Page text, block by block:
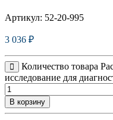
Артикул: 52-20-995
3 036 ₽
Количество товара
исследование для
В корзину